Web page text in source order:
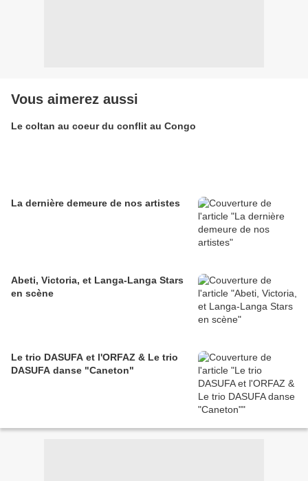
Vous aimerez aussi
Le coltan au coeur du conflit au Congo
La dernière demeure de nos artistes
Abeti, Victoria, et Langa-Langa Stars
en scène
Le trio DASUFA et l'ORFAZ & Le trio
DASUFA danse "Caneton"